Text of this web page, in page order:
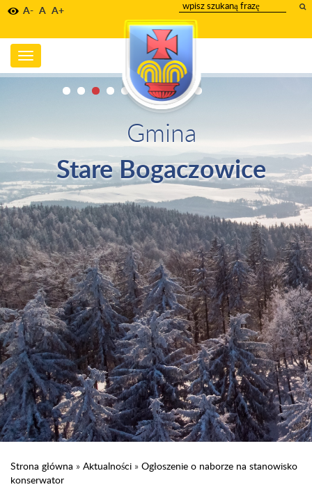
A- A A+
wpisz
szukany
tekst
Toggle
navigation
Gmina
Stare Bogaczowice
Strona główna » Aktualności » Ogłoszenie o naborze na stanowisko
konserwator